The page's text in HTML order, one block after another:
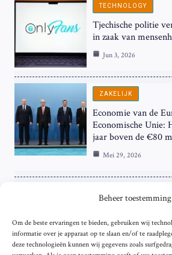
Beheer toestemming
Om de beste ervaringen te bieden, gebruiken wij
informatie over je apparaat op te slaan en/of te
deze technologieën kunnen wij gegevens zoals
TECHNOLOGY
Tjechische politie
in zaak van
Jun 3, 2026
ZAKELIJK
Economie van de
Economische Unie:
jaar boven de €80
Mei 29, 2026
ZAKELIJK
Hardnekkige Inflatie
van de Eurozone